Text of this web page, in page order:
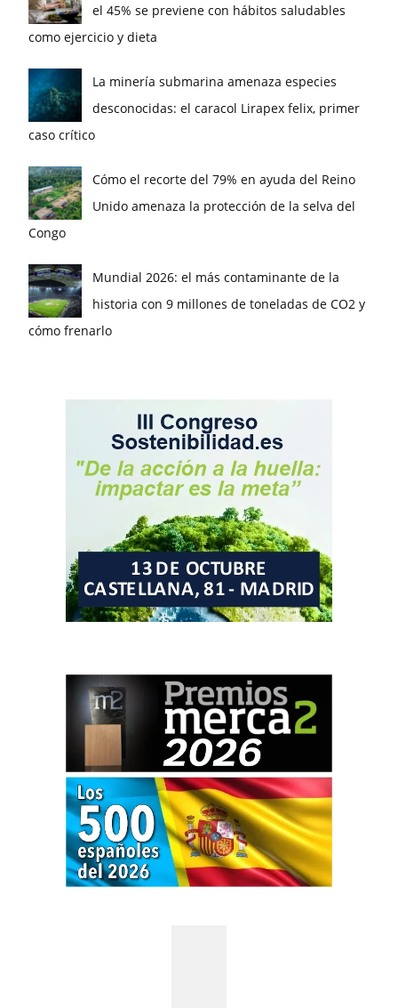
el 45% se previene con hábitos saludables
como ejercicio y dieta
La minería submarina amenaza especies
desconocidas: el caracol Lirapex felix, primer
caso crítico
Cómo el recorte del 79% en ayuda del Reino
Unido amenaza la protección de la selva del
Congo
Mundial 2026: el más contaminante de la
historia con 9 millones de toneladas de CO2 y
cómo frenarlo